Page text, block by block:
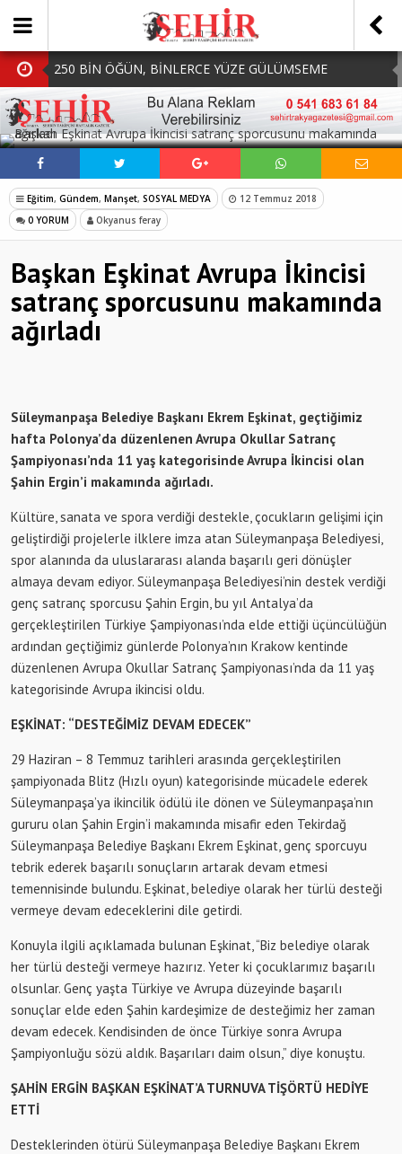
250 BİN ÖĞÜN, BİNLERCE YÜZE GÜLÜMSEME
BAŞKAN MÜGE YILDIZ TOPAK: ‘SOSYAL
BELEDİYECİLİKTE HİÇBİR HEMŞERİMİZİ YALNIZ
BIRAKMIYORUZ!’
MHP Çorlu İlçe Teşkilatında Yeni Dönem Başladı:
Mazbatalar Alındı
Dolu Vurdu, Büyükşehir Üreticiyi Yalnız Bırakmadı
SOFRALARDA BEREKETİ, GÖNÜLLERDE DAYANIŞMAYI
SOSYAL MEDYADA PAYLAŞ
Eğitim, Gündem, Manşet, SOSYAL MEDYA
12 Temmuz 2018
0 YORUM
Okyanus feray
Başkan Eşkinat Avrupa İkincisi
satranç sporcusunu makamında
ağırladı
Süleymanpaşa Belediye Başkanı Ekrem Eşkinat, geçtiğimiz
hafta Polonya’da düzenlenen Avrupa Okullar Satranç
Şampiyonası’nda 11 yaş kategorisinde Avrupa İkincisi olan
Şahin Ergin’i makamında ağırladı.
Kültüre, sanata ve spora verdiği destekle, çocukların gelişimi için
geliştirdiği projelerle ilklere imza atan Süleymanpaşa Belediyesi,
spor alanında da uluslararası alanda başarılı geri dönüşler
almaya devam ediyor. Süleymanpaşa Belediyesi’nin destek verdiği
genç satranç sporcusu Şahin Ergin, bu yıl Antalya’da
gerçekleştirilen Türkiye Şampiyonası’nda elde ettiği üçüncülüğün
ardından geçtiğimiz günlerde Polonya’nın Krakow kentinde
düzenlenen Avrupa Okullar Satranç Şampiyonası’nda da 11 yaş
kategorisinde Avrupa ikincisi oldu.
EŞKİNAT: “DESTEĞİMİZ DEVAM EDECEK”
29 Haziran – 8 Temmuz tarihleri arasında gerçekleştirilen
şampiyonada Blitz (Hızlı oyun) kategorisinde mücadele ederek
Süleymanpaşa’ya ikincilik ödülü ile dönen ve Süleymanpaşa’nın
gururu olan Şahin Ergin’i makamında misafir eden Tekirdağ
Süleymanpaşa Belediye Başkanı Ekrem Eşkinat, genç sporcuyu
tebrik ederek başarılı sonuçların artarak devam etmesi
temennisinde bulundu. Eşkinat, belediye olarak her türlü desteği
vermeye devam edeceklerini dile getirdi.
Konuyla ilgili açıklamada bulunan Eşkinat, “Biz belediye olarak
her türlü desteği vermeye hazırız. Yeter ki çocuklarımız başarılı
olsunlar. Genç yaşta Türkiye ve Avrupa düzeyinde başarılı
sonuçlar elde eden Şahin kardeşimize de desteğimiz her zaman
devam edecek. Kendisinden de önce Türkiye sonra Avrupa
Şampiyonluğu sözü aldık. Başarıları daim olsun,” diye konuştu.
ŞAHİN ERGİN BAŞKAN EŞKİNAT’A TURNUVA TİŞÖRTÜ HEDİYE
ETTİ
Desteklerinden ötürü Süleymanpaşa Belediye Başkanı Ekrem